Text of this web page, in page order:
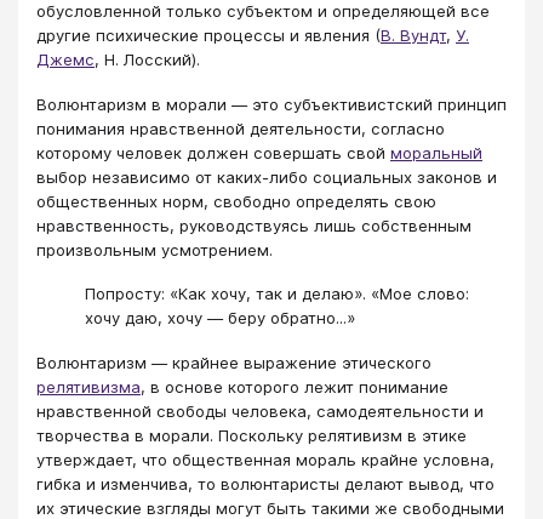
обусловленной только субъектом и определяющей все
другие психические процессы и явления (В. Вундт, У.
Джемс, Н. Лосский).
Волюнтаризм в морали — это субъективистский принцип
понимания нравственной деятельности, согласно
которому человек должен совершать свой моральный
выбор независимо от каких-либо социальных законов и
общественных норм, свободно определять свою
нравственность, руководствуясь лишь собственным
произвольным усмотрением.
Попросту: «Как хочу, так и делаю». «Мое слово:
хочу даю, хочу — беру обратно...»
Волюнтаризм — крайнее выражение этического
релятивизма, в основе которого лежит понимание
нравственной свободы человека, самодеятельности и
творчества в морали. Поскольку релятивизм в этике
утверждает, что общественная мораль крайне условна,
гибка и изменчива, то волюнтаристы делают вывод, что
их этические взгляды могут быть такими же свободными